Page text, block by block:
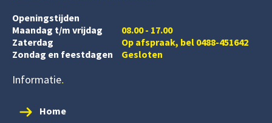
Openingstijden
Maandag t/m vrijdag
08.00 - 17.00
Zaterdag
Op afspraak, bel 0488-451642
Zondag en feestdagen
Gesloten
Informatie
Home